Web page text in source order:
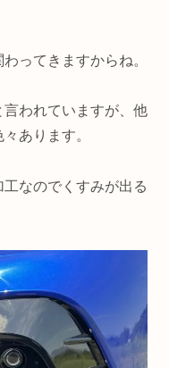
ってきますからね。
われていますが、他
あります。
なのでくすみが出る